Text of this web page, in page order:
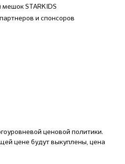
STARKIDS
и спонсоров
ценовой политики.
цене будут выкуплены, цена